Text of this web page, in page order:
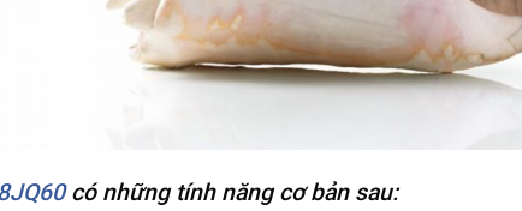
có những tính năng cơ bản sau: